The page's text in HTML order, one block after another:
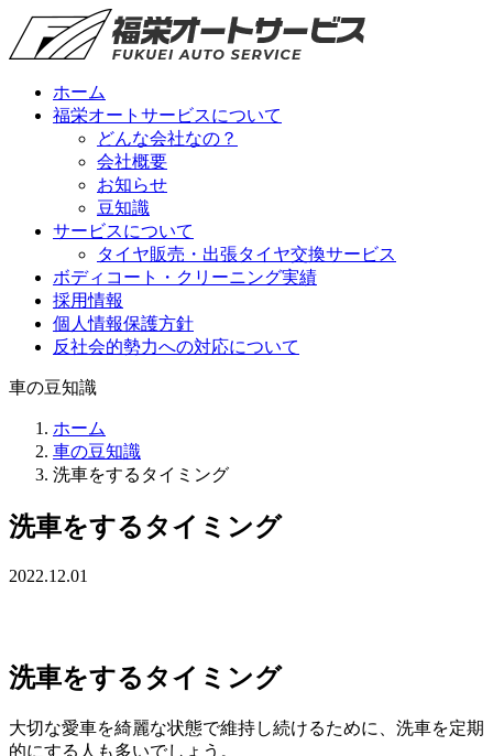
ホーム
福栄オートサービスについて
どんな会社なの？
会社概要
お知らせ
豆知識
サービスについて
タイヤ販売・出張タイヤ交換サービス
ボディコート・クリーニング実績
採用情報
個人情報保護方針
反社会的勢力への対応について
車の豆知識
ホーム
車の豆知識
洗車をするタイミング
洗車をするタイミング
2022.12.01
洗車をするタイミング
大切な愛車を綺麗な状態で維持し続けるために、洗車を定期
的にする人も多いでしょう。